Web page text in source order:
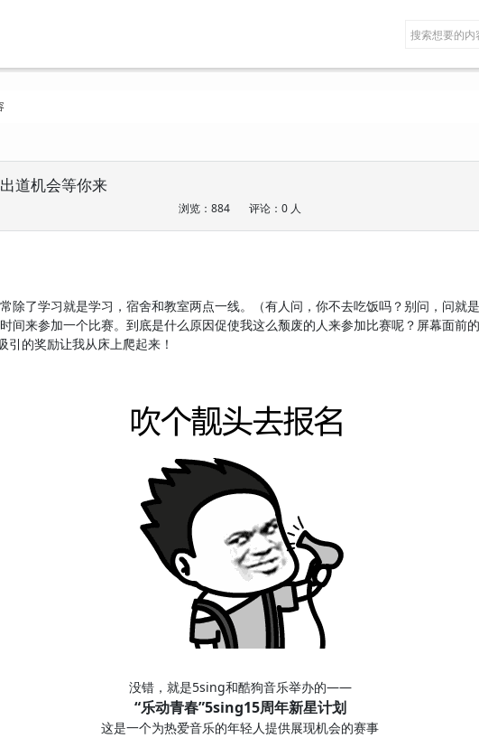
道机会等你来
浏览：884 评论：0 人
除了学习就是学习，宿舍和教室两点一线。（有人问，你不去吃饭吗？别问，问就
间来参加一个比赛。到底是什么原因促使我这么颓废的人来参加比赛呢？屏幕面前
引的奖励让我从床上爬起来！
没错，就是5sing和酷狗音乐举办的——
“乐动青春”5sing15周年新星计划
这是一个为热爱音乐的年轻人提供展现机会的赛事